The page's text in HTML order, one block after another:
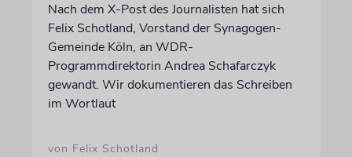
Nach dem X-Post des Journalisten hat sich
Felix Schotland, Vorstand der Synagogen-
Gemeinde Köln, an WDR-
Programmdirektorin Andrea Schafarczyk
gewandt. Wir dokumentieren das Schreiben
im Wortlaut
von Felix Schotland